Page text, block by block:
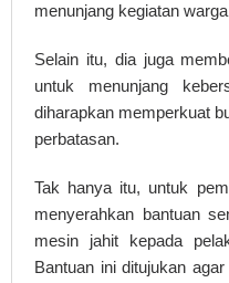
menunjang kegiatan
Selain itu, dia juga
untuk menunjang
diharapkan memperkuat
perbatasan.
Tak hanya itu, untuk
menyerahkan bantuan
mesin jahit kepada
Bantuan ini ditujukan